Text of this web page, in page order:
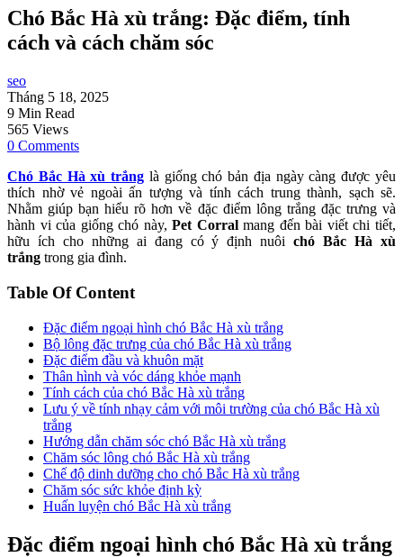
Chó Bắc Hà xù trắng: Đặc điểm, tính
cách và cách chăm sóc
seo
Tháng 5 18, 2025
9 Min Read
565 Views
0 Comments
Chó Bắc Hà xù trắng là giống chó bản địa ngày càng được yêu
thích nhờ vẻ ngoài ấn tượng và tính cách trung thành, sạch sẽ.
Nhằm giúp bạn hiểu rõ hơn về đặc điểm lông trắng đặc trưng và
hành vi của giống chó này,Pet Corralmang đến bài viết chi tiết,
hữu ích cho những ai đang có ý định nuôichó Bắc Hà xù
trắng trong gia đình.
Table Of Content
Đặc điểm ngoại hình chó Bắc Hà xù trắng
Bộ lông đặc trưng của chó Bắc Hà xù trắng
Đặc điểm đầu và khuôn mặt
Thân hình và vóc dáng khỏe mạnh
Tính cách của chó Bắc Hà xù trắng
Lưu ý về tính nhạy cảm với môi trường của chó Bắc Hà xù
trắng
Hướng dẫn chăm sóc chó Bắc Hà xù trắng
Chăm sóc lông chó Bắc Hà xù trắng
Chế độ dinh dưỡng cho chó Bắc Hà xù trắng
Chăm sóc sức khỏe định kỳ
Huấn luyện chó Bắc Hà xù trắng
Đặc điểm ngoại hình chó Bắc Hà xù trắng